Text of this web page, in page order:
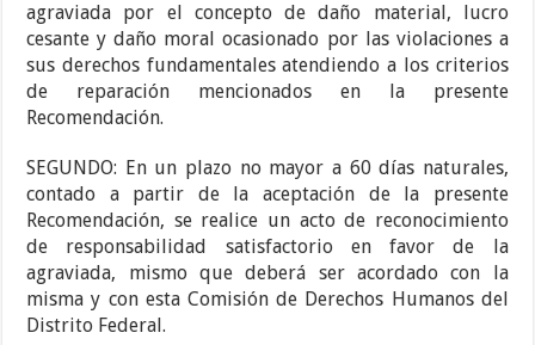
agraviada por el concepto de daño material, lucro
cesante y daño moral ocasionado por las violaciones a
sus derechos fundamentales atendiendo a los criterios
de reparación mencionados en la presente
Recomendación.
SEGUNDO: En un plazo no mayor a 60 días naturales,
contado a partir de la aceptación de la presente
Recomendación, se realice un acto de reconocimiento
de responsabilidad satisfactorio en favor de la
agraviada, mismo que deberá ser acordado con la
misma y con esta Comisión de Derechos Humanos del
Distrito Federal.